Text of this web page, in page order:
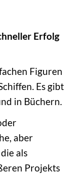
Erfolg
Figuren
Es gibt
in Büchern.
aber
als
Projekts